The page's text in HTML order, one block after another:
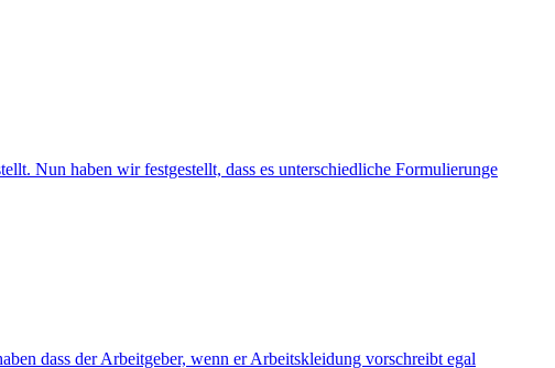
Nun haben wir festgestellt, dass es unterschiedliche Formulierunge
dass der Arbeitgeber, wenn er Arbeitskleidung vorschreibt egal